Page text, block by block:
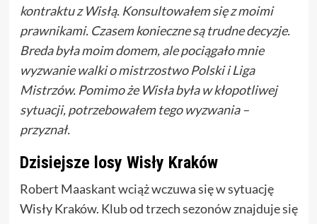
kontraktu z Wisłą. Konsultowałem się z moimi
prawnikami. Czasem konieczne są trudne decyzje.
Breda była moim domem, ale pociągało mnie
wyzwanie walki o mistrzostwo Polski i Liga
Mistrzów. Pomimo że Wisła była w kłopotliwej
sytuacji, potrzebowałem tego wyzwania –
przyznał.
Dzisiejsze losy Wisły Kraków
Robert Maaskant wciąż wczuwa się w sytuację
Wisły Kraków. Klub od trzech sezonów znajduje się